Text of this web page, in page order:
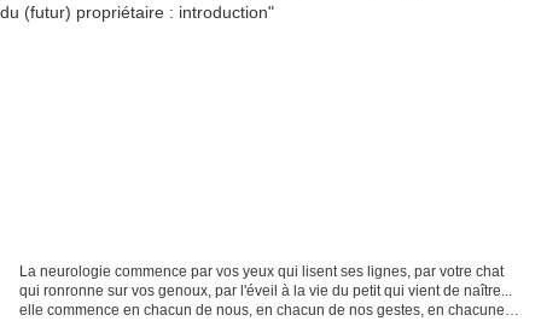
La neurologie commence par vos yeux qui lisent ses lignes, par votre chat
qui ronronne sur vos genoux, par l'éveil à la vie du petit qui vient de naître...
elle commence en chacun de nous, en chacun de nos gestes, en chacune